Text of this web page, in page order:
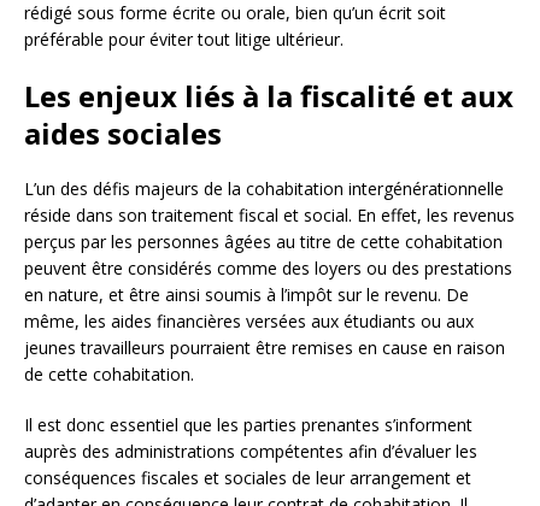
rédigé sous forme écrite ou orale, bien qu’un écrit soit
préférable pour éviter tout litige ultérieur.
Les enjeux liés à la fiscalité et aux
aides sociales
L’un des défis majeurs de la cohabitation intergénérationnelle
réside dans son traitement fiscal et social. En effet, les revenus
perçus par les personnes âgées au titre de cette cohabitation
peuvent être considérés comme des loyers ou des prestations
en nature, et être ainsi soumis à l’impôt sur le revenu. De
même, les aides financières versées aux étudiants ou aux
jeunes travailleurs pourraient être remises en cause en raison
de cette cohabitation.
Il est donc essentiel que les parties prenantes s’informent
auprès des administrations compétentes afin d’évaluer les
conséquences fiscales et sociales de leur arrangement et